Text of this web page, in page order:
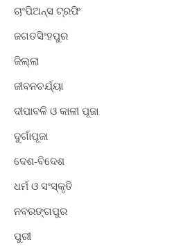
ଚାଂପିଅନ୍ସ ଟ୍ରଫି
ଜଗତସିଂହପୁର
ଜିଲ୍ଲା
ଜୀବନଚର୍ଯ୍ୟା
ଦୀପାବଳି ଓ କାଳୀ ପୂଜା
ଦୁର୍ଗାପୂଜା
ଦେଶ-ବିଦେଶ
ଧର୍ମ ଓ ସଂସ୍କୃତି
ନବରଙ୍ଗପୁର
ପୁରୀ